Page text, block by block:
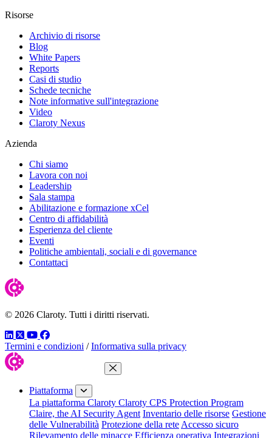
Risorse
Archivio di risorse
Blog
White Papers
Reports
Casi di studio
Schede tecniche
Note informative sull'integrazione
Video
Claroty Nexus
Azienda
Chi siamo
Lavora con noi
Leadership
Sala stampa
Abilitazione e formazione xCel
Centro di affidabilità
Esperienza del cliente
Eventi
Politiche ambientali, sociali e di governance
Contattaci
© 2026 Claroty. Tutti i diritti riservati.
LinkedIn
TwitterYouTube
Facebook
Termini e condizioni / Informativa sulla privacy
Chiudi menu
Piattaforma
La piattaforma Claroty Claroty CPS Protection Program
Claire, the AI Security Agent Inventario delle risorse Gestione
delle Vulnerabilità Protezione della rete Accesso sicuro
Rilevamento delle minacce Efficienza operativa Integrazioni